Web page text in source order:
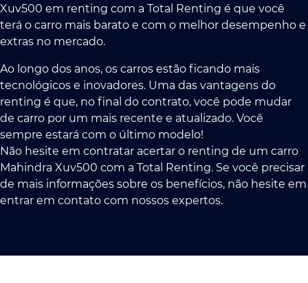
Xuv500 em renting com a Total Renting é que você
terá o carro mais barato e com o melhor desempenho e
extras no mercado.
Ao longo dos anos, os carros estão ficando mais
tecnológicos e inovadores. Uma das vantagens do
renting é que, no final do contrato, você pode mudar
de carro por um mais recente e atualizado. Você
sempre estará com o último modelo!
Não hesite em contratar acertar o renting de um carro
Mahindra Xuv500 com a Total Renting. Se você precisar
de mais informações sobre os benefícios, não hesite em
entrar em contato com nossos expertos.